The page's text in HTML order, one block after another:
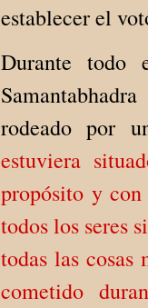
establecer el
Durante todo
rodeado por
estuviera
propósito y
todos los seres
todas las cosas
cometido